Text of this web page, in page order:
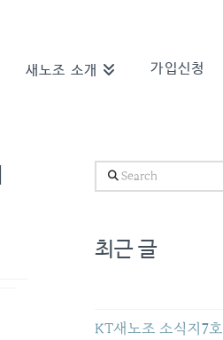
새노조 소개 가입신청
Search
최근 글
KT새노조 소식지7호